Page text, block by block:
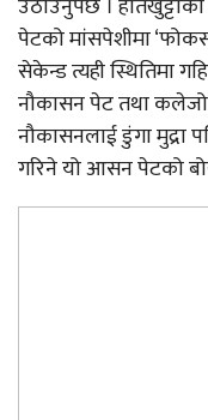
उठाउनुपर्छ ।
पेटको मांसपेशीमा
सेकेन्ड त्यही स्थितिमा
नौकासन पेट तथा कलेजो
नौकासनलाई डुंगा मुद्रा
गरिने यो आसन पेटको